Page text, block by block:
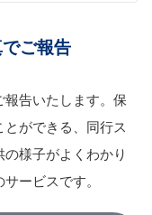
ご報告
告いたします。保
ができる、同行ス
様子がよくわかり
ービスです。